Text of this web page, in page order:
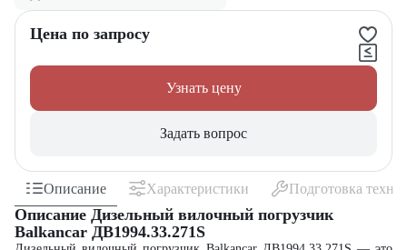
Цена по запросу
Узнать цену
Задать вопрос
Описание Характеристики Подготовка
Описание Дизельный вилочный погрузчик
Balkancar ДВ1994.33.271S